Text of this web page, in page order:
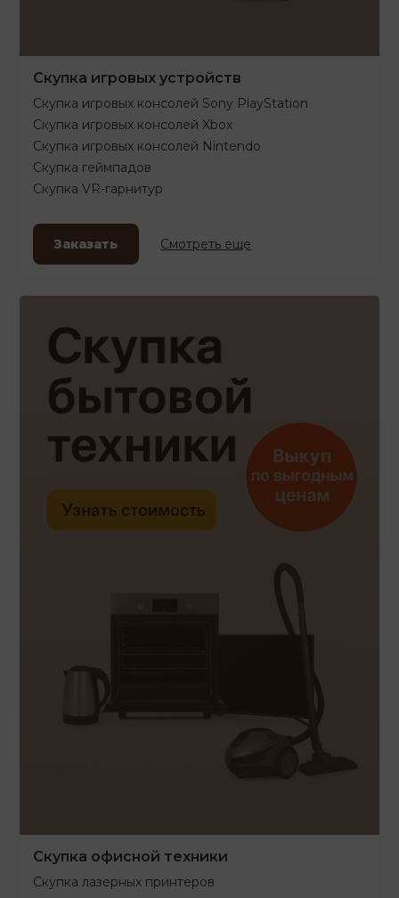
Скупка игровых устройств
Скупка игровых консолей Sony PlayStation
Скупка игровых консолей Xbox
Скупка игровых консолей Nintendo
Скупка геймпадов
Скупка VR-гарнитур
Заказать Смотреть еще
Скупка офисной техники
Скупка лазерных принтеров